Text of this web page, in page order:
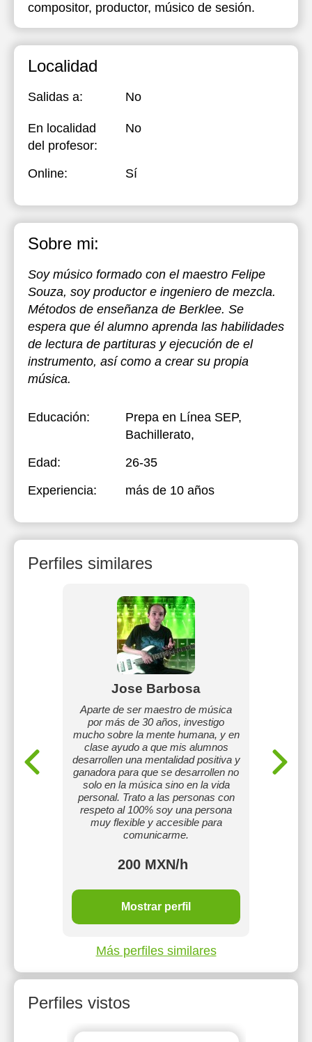
compositor, productor, músico de sesión.
Localidad
Salidas a: No
En localidad
del profesor:
No
Online: Sí
Sobre mi:
Soy músico formado con el maestro Felipe
Souza, soy productor e ingeniero de mezcla.
Métodos de enseñanza de Berklee. Se
espera que él alumno aprenda las habilidades
de lectura de partituras y ejecución de el
instrumento, así como a crear su propia
música.
Educación: Prepa en Línea SEP,
Bachillerato,
Edad:
26-35
Experiencia:
más de 10 años
Perfiles similares
Jose Barbosa
Aparte de ser maestro de música
por más de 30 años, investigo
mucho sobre la mente humana, y en
clase ayudo a que mis alumnos
desarrollen una mentalidad positiva y
ganadora para que se desarrollen no
solo en la música sino en la vida
personal. Trato a las personas con
respeto al 100% soy una persona
muy flexible y accesible para
comunicarme.
200 MXN/h
Mostrar perfil
Más perfiles similares
Perfiles vistos